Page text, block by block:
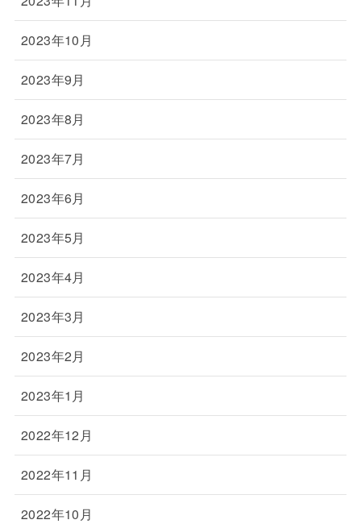
2023年10月
2023年9月
2023年8月
2023年7月
2023年6月
2023年5月
2023年4月
2023年3月
2023年2月
2023年1月
2022年12月
2022年11月
2022年10月